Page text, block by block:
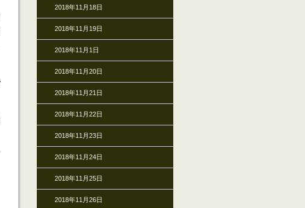
2018年11月18日
2018年11月19日
2018年11月1日
2018年11月20日
2018年11月21日
2018年11月22日
2018年11月23日
2018年11月24日
2018年11月25日
2018年11月26日